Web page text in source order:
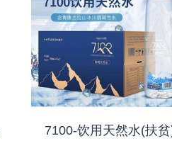
7100-饮用天然水(扶